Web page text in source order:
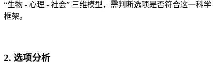
“生物 - 心理 - 社会” 三维模型，需判断选项是否符合这一科学
框架。
2. 选项分析